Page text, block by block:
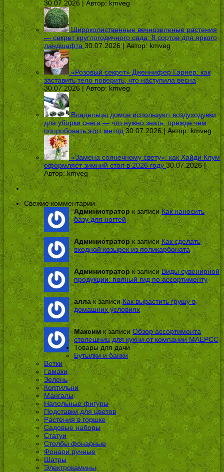
30.07.2026 | Автор: kmveg
Широколиственные вечнозеленые растения
— секрет круглогодичного сада: 8 сортов для яркого
ландшафта 30.07.2026 | Автор:kmveg
«Розовый секрет» Дженнифер Гарнер: как
заставить тело поверить, что наступила весна
30.07.2026 | Автор: kmveg
Владельцы домов используют воздуходувки
для уборки снега — что нужно знать, прежде чем
попробовать этот метод 30.07.2026 | Автор:kmveg
«Замена солнечному свету»: как Хайди Клум
оформляет зимний стол в 2026 году 30.07.2026 |
Автор:kmveg
Свежие комментарии
Администраторк записиКак наносить
базу для ногтей
Администраторк записи Как сделать
входной козырек из поликарбоната
Администратор к записиВиды сувенирной
продукции: полный гид по ассортименту
аллак записиКак вырастить грушу в
домашних условиях
Максимк записиОбзор ассортимента
столешниц для кухни от компании МАЕРСС
Товары для дачи
Бутылки и банки
Ветки
Гамаки
Зелень
Коптильни
Мангалы
Напольные фигуры
Подставки для цветов
Растения в горшке
Садовые наборы
Статуи
Столбы фонарные
Фонари ручные
Шатры
Электрокамины